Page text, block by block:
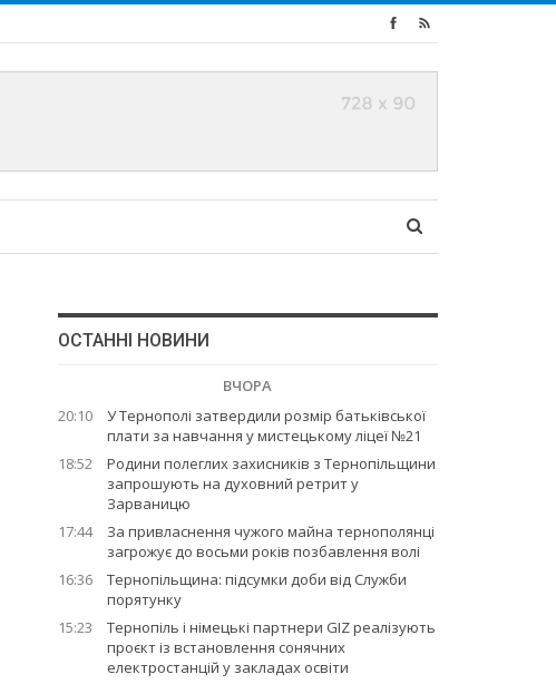
ОСТАННІ НОВИНИ
ВЧОРА
20:10
У Тернополі затвердили розмір батьківської
плати за навчання у мистецькому ліцеї №21
18:52
Родини полеглих захисників з Тернопільщини
запрошують на духовний ретрит у
Зарваницю
17:44
За привласнення чужого майна тернополянці
загрожує до восьми років позбавлення волі
16:36
Тернопільщина: підсумки доби від Служби
порятунку
15:23
Тернопіль і німецькі партнери GIZ реалізують
проєкт із встановлення сонячних
електростанцій у закладах освіти